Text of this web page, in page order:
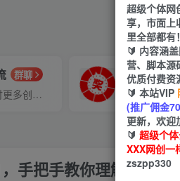
群聊
研究探讨更多创业项目路子。
VIP推广
会员专属推
手把手教你理解淘宝运
超级个体网
享，市面上
里全部都有！
🔰 内容涵
营、脚本源
优质付费资
🔰 本站VIP
(推广佣金
更新，欢迎
🔰 超级个
XXX网创一
zszpp330